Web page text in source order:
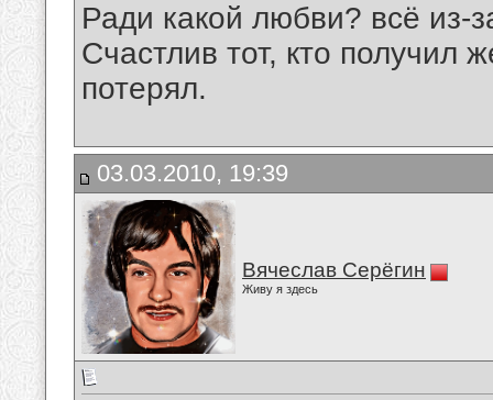
Ради какой любви? всё из-
Счастлив тот, кто получил
потерял.
03.03.2010, 19:39
Вячеслав Серёгин
Живу я здесь